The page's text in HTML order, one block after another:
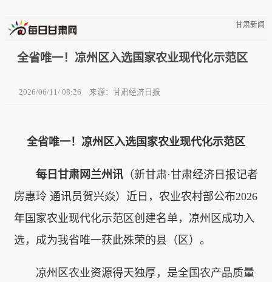
甘肃新闻
全省唯一！凉州区入选国家农业现代化示范区
2026/06/11/ 08:26 来源：甘肃经济日报
全省唯一！凉州区入选国家农业现代化示范区
每日甘肃网兰州讯 （新甘肃·甘肃经济日报记者
房惠玲 通讯员贺兴焱）近日，农业农村部公布2026
年国家农业现代化示范区创建名单，凉州区成功入
选，成为我省唯一获此殊荣的县（区）。
凉州区农业资源得天独厚，是全国农产品质量